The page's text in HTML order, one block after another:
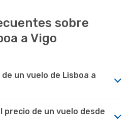
sobre
a Vigo
un vuelo de Lisboa a
precio de un vuelo desde